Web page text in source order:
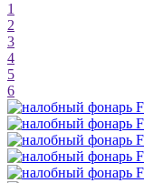
1
2
3
4
5
6